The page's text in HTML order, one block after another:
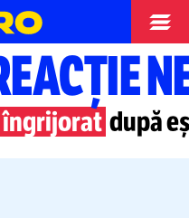
îngrijorat după